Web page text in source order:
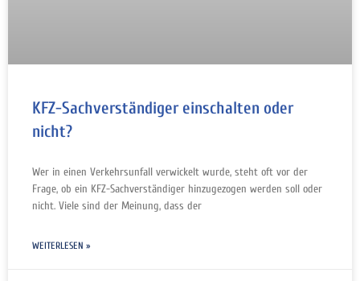
KFZ-Sachverständiger einschalten oder
nicht?
Wer in einen Verkehrsunfall verwickelt wurde, steht oft vor der
Frage, ob ein KFZ-Sachverständiger hinzugezogen werden soll oder
nicht. Viele sind der Meinung, dass der
WEITERLESEN »